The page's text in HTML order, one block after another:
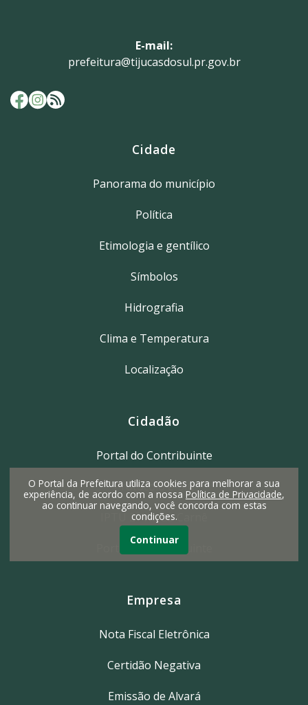
E-mail:
prefeitura@tijucasdosul.pr.gov.br
Cidade
Panorama do município
Política
Etimologia e gentílico
Símbolos
Hidrografia
Clima e Temperatura
Localização
Cidadão
Portal do Contribuinte
Protocolo e-SIC
IPTU 2ª Via do Carnê
Portal do Contribuinte
Empresa
Nota Fiscal Eletrônica
Certidão Negativa
Emissão de Alvará
O Portal da Prefeitura utiliza cookies para melhorar a sua
experiência, de acordo com a nossa Política de Privacidade,
ao continuar navegando, você concorda com estas
condições.
Continuar